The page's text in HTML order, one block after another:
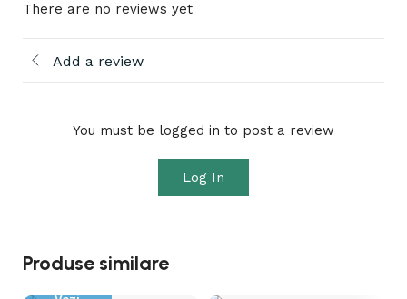
There are no reviews yet
Add a review
You must be logged in to post a review
Log In
Produse similare